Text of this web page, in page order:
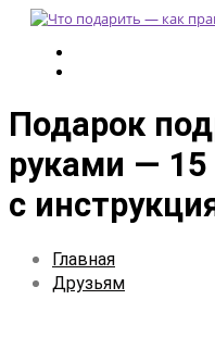
Подарок
руками —
с
Главная
Друзьям